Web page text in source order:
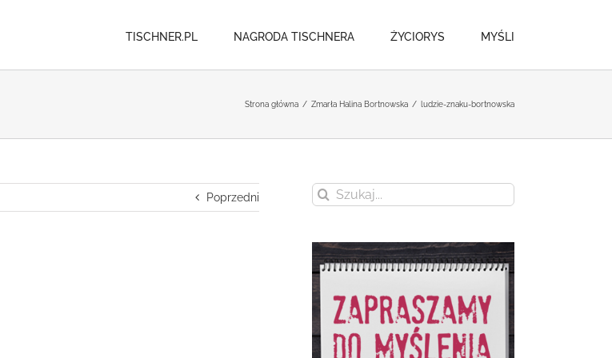
TISCHNER.PL NAGRODA TISCHNERA ŻYCIORYS MYŚLI
Strona główna / Zmarła Halina Bortnowska / ludzie-znaku-bortnowska
Poprzedni
Szukaj